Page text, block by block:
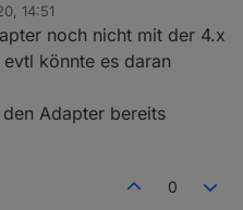
im Docker
14:51
noch nicht mit der 4.x
könnte es daran
Adapter bereits
0